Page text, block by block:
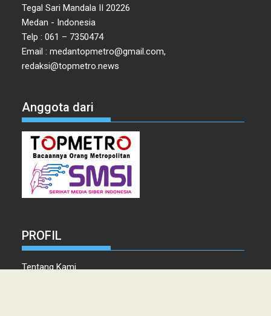
Tegal Sari Mandala II 20226
Medan - Indonesia
Telp : 061 – 7350474
Email : medantopmetro@gmail.com,
redaksi@topmetro.news
Anggota dari
PROFIL
Tentang Kami